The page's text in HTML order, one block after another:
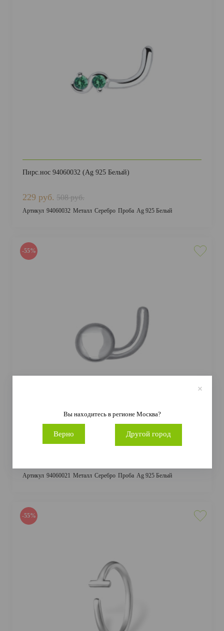
Пирс.нос 94060032 (Ag 925 Белый)
229 руб. 508 руб.
Артикул 94060032 Металл Серебро Проба Ag 925 Белый
-55%
Пирс.нос 94060021 (Ag 925 Белый)
Артикул 94060021 Металл Серебро Проба Ag 925 Белый
-55%
Вы находитесь в регионе Москва?
Верно Другой город